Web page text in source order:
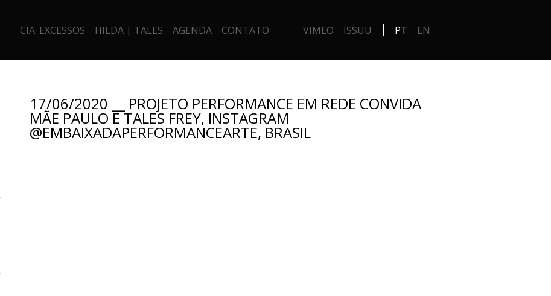
PT EN
VIMEO ISSUU
CIA. EXCESSOS HILDA | TALES AGENDA CONTATO
17/06/2020 __ PROJETO PERFORMANCE EM REDE CONVIDA
MÃE PAULO E TALES FREY, INSTAGRAM
@EMBAIXADAPERFORMANCEARTE, BRASIL